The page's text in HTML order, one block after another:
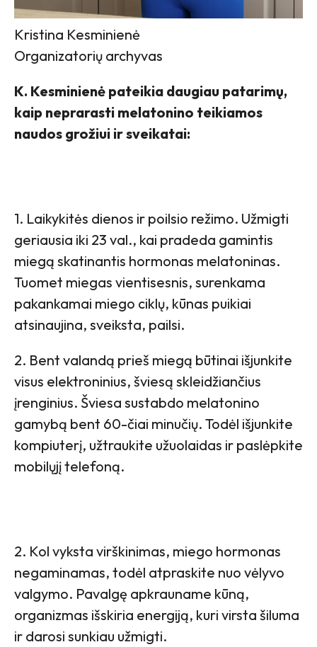
Kristina Kesminienė
Organizatorių archyvas
K. Kesminienė pateikia daugiau patarimų,
kaip neprarasti melatonino teikiamos
naudos grožiui ir sveikatai:
1. Laikykitės dienos ir poilsio režimo. Užmigti
geriausia iki 23 val., kai pradeda gamintis
miegą skatinantis hormonas melatoninas.
Tuomet miegas vientisesnis, surenkama
pakankamai miego ciklų, kūnas puikiai
atsinaujina, sveiksta, pailsi.
2. Bent valandą prieš miegą būtinai išjunkite
visus elektroninius, šviesą skleidžiančius
įrenginius. Šviesa sustabdo melatonino
gamybą bent 60-čiai minučių. Todėl išjunkite
kompiuterį, užtraukite užuolaidas ir paslėpkite
mobilųjį telefoną.
2. Kol vyksta virškinimas, miego hormonas
negaminamas, todėl atpraskite nuo vėlyvo
valgymo. Pavalgę apkrauname kūną,
organizmas išskiria energiją, kuri virsta šiluma
ir darosi sunkiau užmigti.